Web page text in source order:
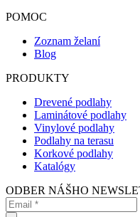
POMOC
Zoznam želaní
Blog
PRODUKTY
Drevené podlahy
Laminátové podlahy
Vinylové podlahy
Podlahy na terasu
Korkové podlahy
Katalógy
ODBER NÁŠHO